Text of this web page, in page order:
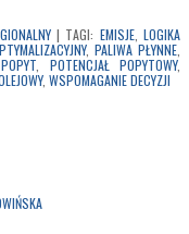
| TAGI: EMISJE,LOGIKA
, PALIWA PŁYNNE,
POPYT, POTENCJAŁ POPYTOWY,
, WSPOMAGANIE DECYZJI